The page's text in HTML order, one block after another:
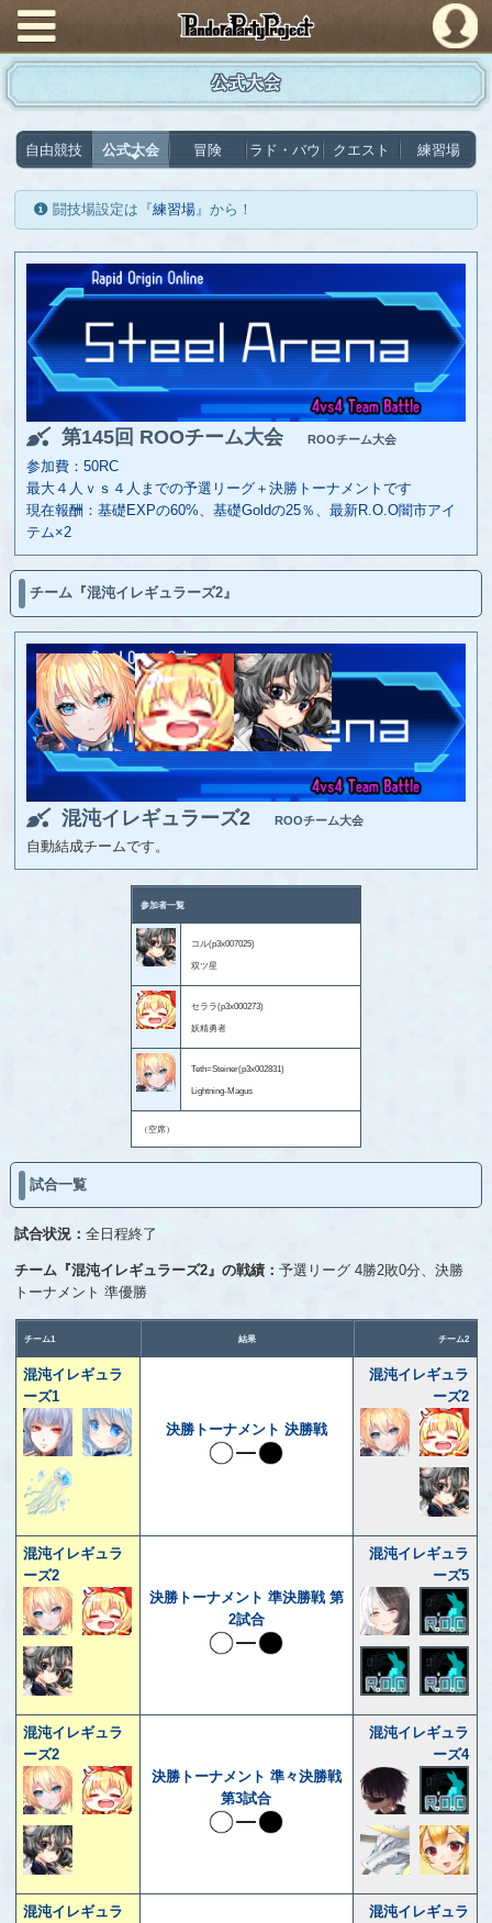
PandoraPartyProject
公式大会
自由競技 公式大会 冒険 ラド・バウ クエスト 練習場
闘技場設定は『練習場』から！
第145回 ROOチーム大会 ROOチーム大会
参加費：50RC
最大４人ｖｓ４人までの予選リーグ＋決勝トーナメントです
現在報酬：基礎EXPの60%、基礎Goldの25％、最新R.O.O闇市アイ
テム×2
チーム『混沌イレギュラーズ2』
混沌イレギュラーズ2 ROOチーム大会
自動結成チームです。
参加者一覧
コル(p3x007025)
双ツ星
セララ(p3x000273)
妖精勇者
Teth=Steiner(p3x002831)
Lightning-Magus
（空席）
試合一覧
試合状況：全日程終了
チーム『混沌イレギュラーズ2』の戦績：予選リーグ 4勝2敗0分、決勝
トーナメント 準優勝
チーム1 結果 チーム2
混沌イレギュラ
ーズ1
決勝トーナメント 決勝戦
混沌イレギュラ
ーズ2
混沌イレギュラ
ーズ2
決勝トーナメント 準決勝戦 第
2試合
混沌イレギュラ
ーズ5
混沌イレギュラ
ーズ2
決勝トーナメント 準々決勝戦
第3試合
混沌イレギュラ
ーズ4
混沌イレギュラ
混沌イレギュラ